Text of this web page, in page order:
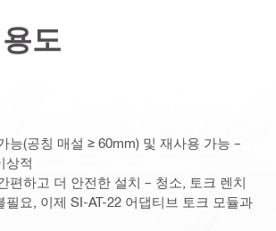
도
능(공칭 매설 ≥ 60mm) 및 재사용 가능 –
상적
편하고 더 안전한 설치 – 청소, 토크 렌치
필요, 이제 SI-AT-22 어댑티브 토크 모듈과